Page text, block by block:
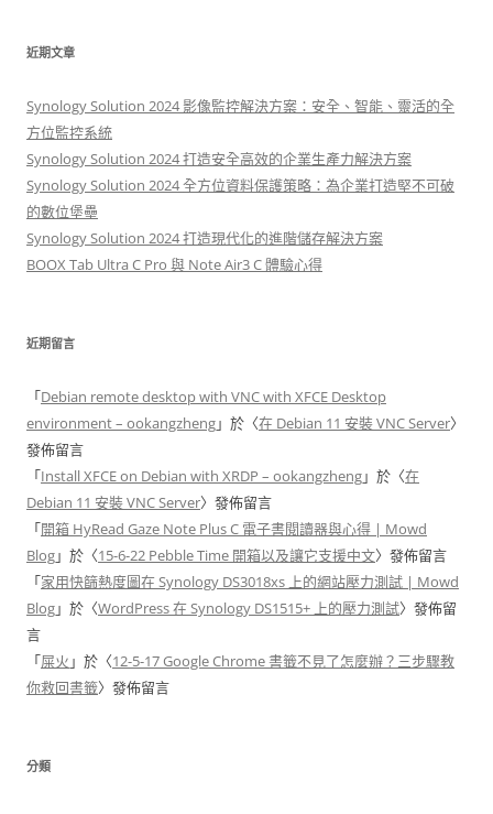
鍵
:
近期文章
Synology Solution 2024 影像監控解決方案：安全、智能、靈活的全
方位監控系統
Synology Solution 2024 打造安全高效的企業生產力解決方案
Synology Solution 2024 全方位資料保護策略：為企業打造堅不可破
的數位堡壘
Synology Solution 2024 打造現代化的進階儲存解決方案
BOOX Tab Ultra C Pro 與 Note Air3 C 體驗心得
近期留言
「Debian remote desktop with VNC with XFCE Desktop
environment – ookangzheng」於〈在 Debian 11 安裝 VNC Server〉
發佈留言
「Install XFCE on Debian with XRDP – ookangzheng」於〈在
Debian 11 安裝 VNC Server〉發佈留言
「開箱 HyRead Gaze Note Plus C 電子書閱讀器與心得 | Mowd
Blog」於〈15-6-22 Pebble Time 開箱以及讓它支援中文〉發佈留言
「家用快篩熱度圖在 Synology DS3018xs 上的網站壓力測試 | Mowd
Blog」於〈WordPress 在 Synology DS1515+ 上的壓力測試〉發佈留
言
「屎火 」於〈12-5-17 Google Chrome 書籤不見了怎麼辦？三步驟教
你救回書籤〉發佈留言
分類